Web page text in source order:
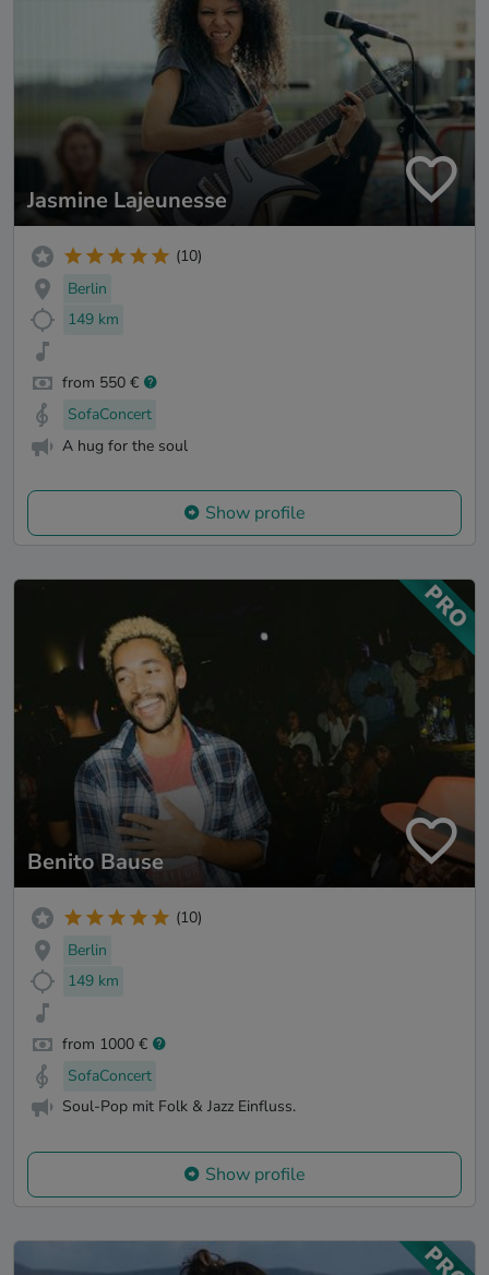
Jasmine Lajeunesse
(10)
Berlin
149 km
from 550 €
SofaConcert
A hug for the soul
Show profile
Benito Bause
(10)
Berlin
149 km
from 1000 €
SofaConcert
Soul-Pop mit Folk & Jazz Einfluss.
Show profile